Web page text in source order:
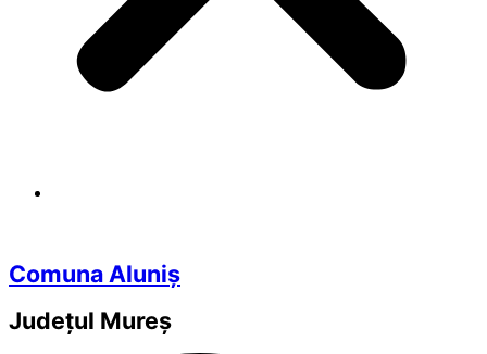
Comuna Aluniș
Județul Mureș